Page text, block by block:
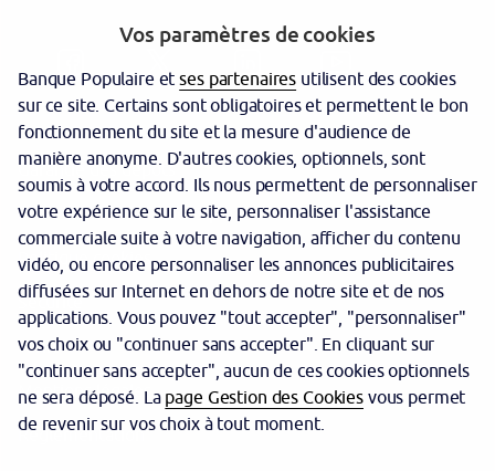
Garantie des dépôts
Protection des données personnelles
Politique cookies
Sécurité
Tarifs
Mentions légales
Réglementation
Vos paramètres de cookies
Banque Populaire etses partenaires utilisent des cookies
sur ce site. Certains sont obligatoires et permettent le bon
fonctionnement du site et la mesure d'audience de
manière anonyme. D'autres cookies, optionnels, sont
soumis à votre accord. Ils nous permettent de personnaliser
votre expérience sur le site, personnaliser l'assistance
commerciale suite à votre navigation, afficher du contenu
vidéo, ou encore personnaliser les annonces publicitaires
diffusées sur Internet en dehors de notre site et de nos
applications. Vous pouvez "tout accepter", "personnaliser"
vos choix ou "continuer sans accepter". En cliquant sur
"continuer sans accepter", aucun de ces cookies optionnels
ne sera déposé. La page Gestion des Cookiesvous permet
de revenir sur vos choix à tout moment.